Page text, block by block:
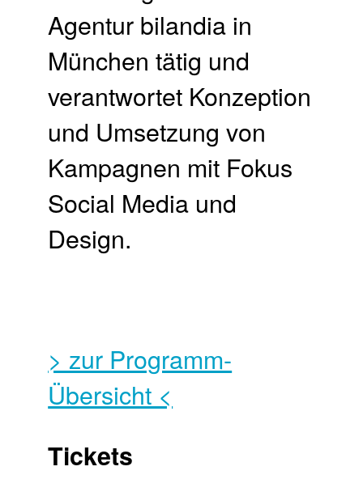
Agentur bilandia in
München tätig und
verantwortet Konzeption
und Umsetzung von
Kampagnen mit Fokus
Social Media und
Design.
> zur Programm-
Übersicht <
Tickets